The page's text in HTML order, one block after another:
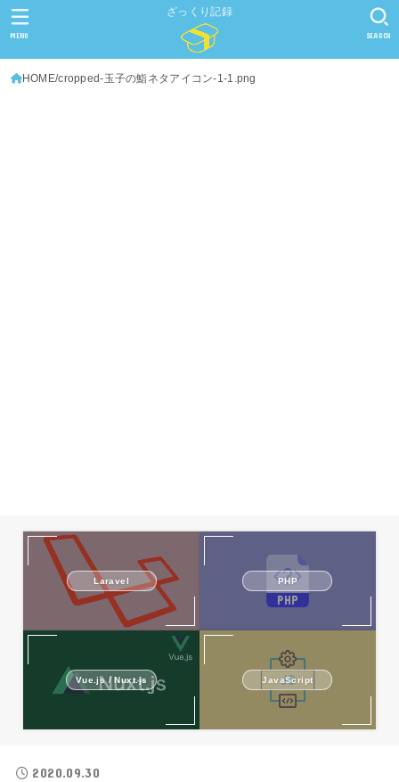
ざっくり記録
SEARCH
MENU
HOME cropped-玉子の鮨ネタアイコン-1-1.png
Laravel PHP
Vue.js / Nuxt.js JavaScript
2020.09.30